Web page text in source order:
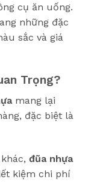
cụ ăn uống.
những đặc
sắc và giá
Trọng?
mang lại
đặc biệt là
đũa nhựa
kiệm chi phí